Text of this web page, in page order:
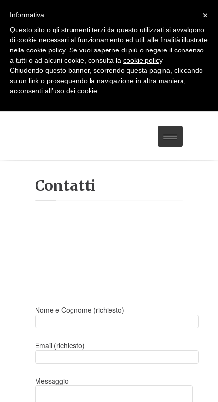
081 814 59 93 - 338 27 82 208
studio@avvocatodiegodigrazia.it
Servizi
Contatti
Nome e Cognome (richiesto)
Email (richiesto)
Messaggio
×
Informativa
Questo sito o gli strumenti terzi da questo utilizzati si avvalgono
di cookie necessari al funzionamento ed utili alle finalità illustrate
nella cookie policy. Se vuoi saperne di più o negare il consenso
a tutti o ad alcuni cookie, consulta la cookie policy.
Chiudendo questo banner, scorrendo questa pagina, cliccando
su un link o proseguendo la navigazione in altra maniera,
acconsenti all’uso dei cookie.